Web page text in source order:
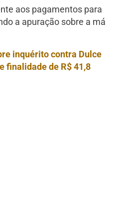
aos pagamentos para
a apuração sobre a má
inquérito contra Dulce
finalidade de R$ 41,8